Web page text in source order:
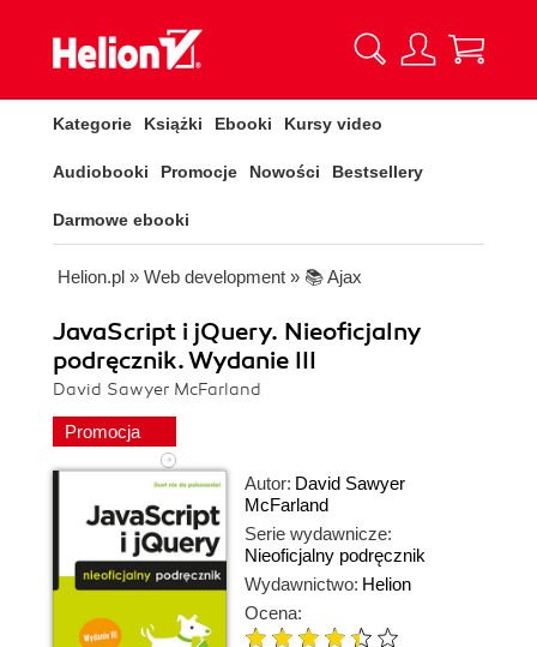
Kategorie Książki Ebooki Kursy video
Audiobooki Promocje Nowości Bestsellery
Darmowe ebooki
Helion.pl » Web development » 📚 Ajax
JavaScript i jQuery. Nieoficjalny
podręcznik. Wydanie III
David Sawyer McFarland
Promocja
Autor: David Sawyer
McFarland
Serie wydawnicze:
Nieoficjalny podręcznik
Wydawnictwo: Helion
Ocena: